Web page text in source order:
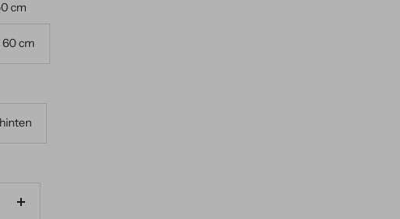
cm
60 cm
hinten
Menge